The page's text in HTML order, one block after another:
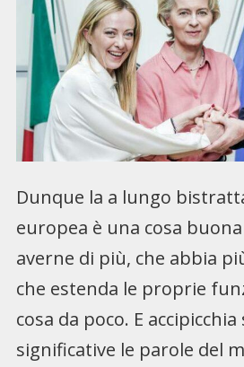
Dunque la a lungo
europea è una cosa
averne di più, che abbia
che estenda le proprie
cosa da poco. E accipicchia
significative le parole del